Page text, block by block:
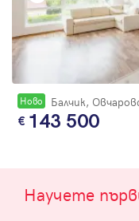
Новo Балчик,
143 500
Научете